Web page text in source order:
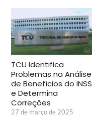
TCU Identifica
Problemas na Análise
de Benefícios do INSS
e Determina
Correções
27 de março de 2025